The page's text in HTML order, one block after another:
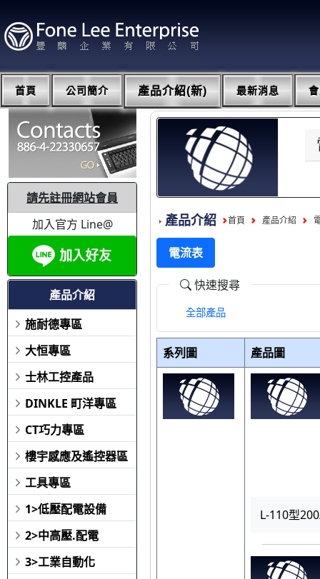
首頁 公司簡介 產品介紹(新) 最新消息
請先註冊網站會員
加入官方 Line@
產品介紹
施耐德專區
大恒專區
士林工控產品
DINKLE 町洋專區
CT巧力專區
樓宇感應及遙控器區
工具專區
1>低壓配電設備
2>中高壓.配電
3>工業自動化
產品介紹 首頁 產品介紹
電流表
快速搜尋
全部產品
系列圖 產品圖
L-110型